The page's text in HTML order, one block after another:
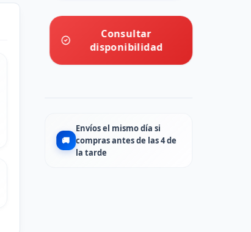
Consultar
disponibilidad
🚚
Envíos el mismo día si
compras antes de las 4 de
la tarde